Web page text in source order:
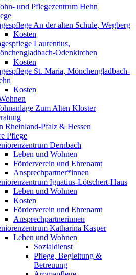
und Pflegezentrum Hehn
An der alten Schule, Wegberg
Kosten
Laurentius,
Odenkirchen
Kosten
St. Maria, Mönchengladbach-
Kosten
Zum Alten Kloster
Rheinland-Pfalz & Hessen
Pflege
Dernbach
Leben und Wohnen
Förderverein und Ehrenamt
Ansprechpartner*innen
Ignatius-Lötschert-Haus
Leben und Wohnen
Kosten
Förderverein und Ehrenamt
Ansprechpartnerinnen
Katharina Kasper
Leben und Wohnen
Sozialdienst
Pflege, Begleitung &
Betreuung